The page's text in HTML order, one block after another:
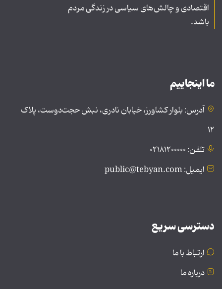
اقتصادی و چالش‌های سیاسی در زندگی مردم
باشد.
ما اینجاییم
آدرس: بلوار کشاورز، خیابان نادری، نبش حجت‌دوست، پلاک
۱۲
تلفن: ۰۲۱۸۱۲۰۰۰۰۰
ایمیل: public@tebyan.com
دسترسی سریع
ارتباط با ما
درباره ما